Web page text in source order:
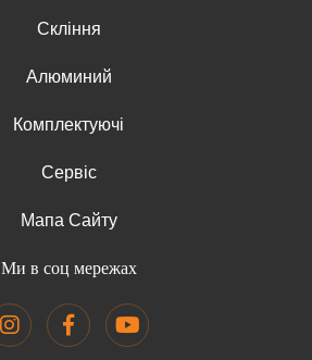
Скління
Алюминий
Комплектуючі
Сервіс
Мапа Сайту
Ми в соц мережах